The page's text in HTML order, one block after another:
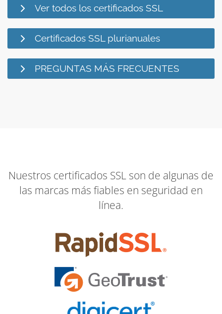
Ver todos los certificados SSL
Certificados SSL plurianuales
PREGUNTAS MÁS FRECUENTES
Nuestros certificados SSL son de algunas de
las marcas más fiables en seguridad en
línea.